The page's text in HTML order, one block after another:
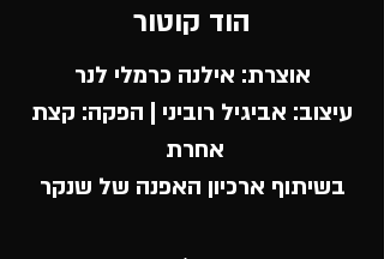
הוד קוטור
אוצרת: אילנה כרמלי לנר
עיצוב: אביגיל רוביני | הפקה: קצת
אחרת
בשיתוף ארכיון האפנה של שנקר